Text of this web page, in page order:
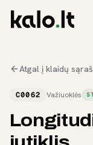
Atgal į klaidų
C0062 Važiuoklės